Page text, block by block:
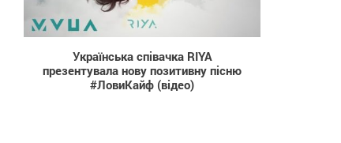
Українська співачка RIYA
презентувала нову позитивну пісню
#ЛовиКайф (відео)